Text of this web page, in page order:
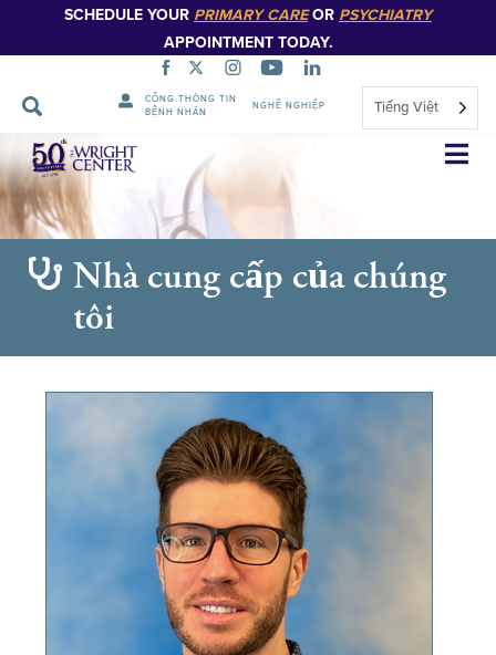
SCHEDULE YOUR PRIMARY CAREOR PSYCHIATRY
APPOINTMENT TODAY.
CỔNG THÔNG TIN
BỆNH NHÂN
NGHỀ NGHIỆP Tiếng Việt
Bỏ
qua
điều
hướng
Nhà cung cấp của chúng
tôi